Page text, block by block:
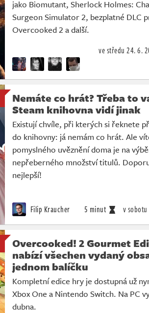
jako Biomutant, Sherlock Holmes:
Surgeon Simulator 2, bezplatné DLC
Overcooked 2 a další.
ve středu 24. 6.
Nemáte co hrát? Třeba to
Steam knihovna vidí jinak
Existují chvíle, při kterých si řeknete
do knihovny: já nemám co hrát. Ale
pomyslného uvěznění doma je na
nepřeberného množství titulů.
nejlepší!
Filip Kraucher 5 minut v sobotu
Overcooked! 2 Gourmet
nabízí všechen vydaný
jednom balíčku
Kompletní edice hry je dostupná už
Xbox One a Nintendo Switch. Na PC
dubna.